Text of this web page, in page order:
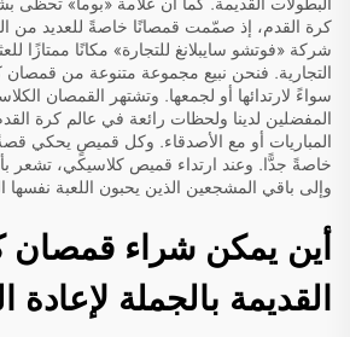
كرة القدم، إذ صمّمت قمصانًا خاصةً للعديد من
شركة «فوتشو سايبلانغ للتجارة» مكانًا ممتازًا
التجارية. فنحن نبيع مجموعة متنوعة من قمصان
سواءً لارتدائها أو لجمعها. وتشتهر القمصان
المفضلين لدينا ولحظات رائعة في عالم كرة
المباريات أو مع الأصدقاء. وكل قميصٍ يحكي قصةً
خاصةً جدًّا. وعند ارتداء قميص كلاسيكي، تشعر
وإلى باقي المشجعين الذين يحبون اللعبة نفسها
أين يمكن شراء قمصان
القديمة بالجملة لإعادة